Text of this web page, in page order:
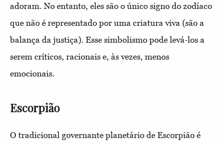
adoram. No entanto, eles são o único signo do zodíaco
que não é representado por uma criatura viva (são a
balança da justiça). Esse simbolismo pode levá-los a
serem críticos, racionais e, às vezes, menos
emocionais.
Escorpião
O tradicional governante planetário de Escorpião é